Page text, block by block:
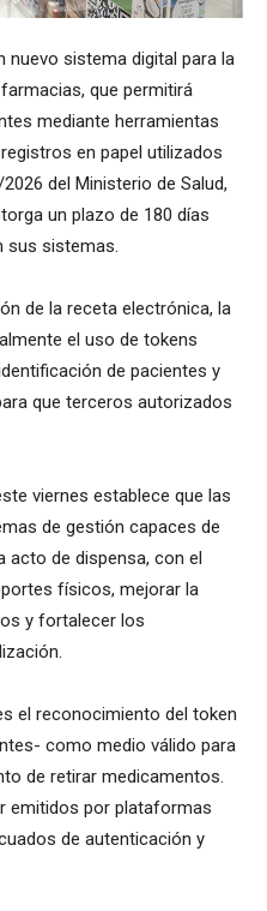
nuevo sistema digital para la
que permitirá
mediante herramientas
en papel utilizados
del Ministerio de Salud,
un plazo de 180 días
sus sistemas.
de la receta electrónica, la
el uso de tokens
de pacientes y
que terceros autorizados
viernes establece que las
de gestión capaces de
acto de dispensa, con el
físicos, mejorar la
y fortalecer los
el reconocimiento del token
como medio válido para
de retirar medicamentos.
emitidos por plataformas
de autenticación y